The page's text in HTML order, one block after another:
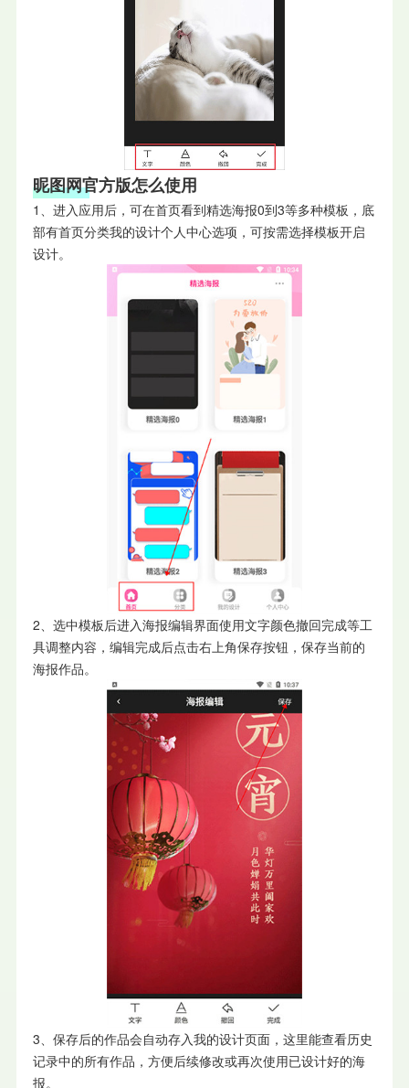
昵图网官方版怎么使用
1、进入应用后，可在首页看到精选海报0到3等多种模板，底
部有首页分类我的设计个人中心选项，可按需选择模板开启
设计。
2、选中模板后进入海报编辑界面使用文字颜色撤回完成等工
具调整内容，编辑完成后点击右上角保存按钮，保存当前的
海报作品。
3、保存后的作品会自动存入我的设计页面，这里能查看历史
记录中的所有作品，方便后续修改或再次使用已设计好的海
报。